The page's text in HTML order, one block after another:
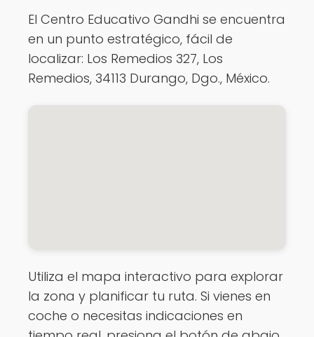
El Centro Educativo Gandhi se encuentra
en un punto estratégico, fácil de
localizar: Los Remedios 327, Los
Remedios, 34113 Durango, Dgo., México.
Utiliza el mapa interactivo para explorar
la zona y planificar tu ruta. Si vienes en
coche o necesitas indicaciones en